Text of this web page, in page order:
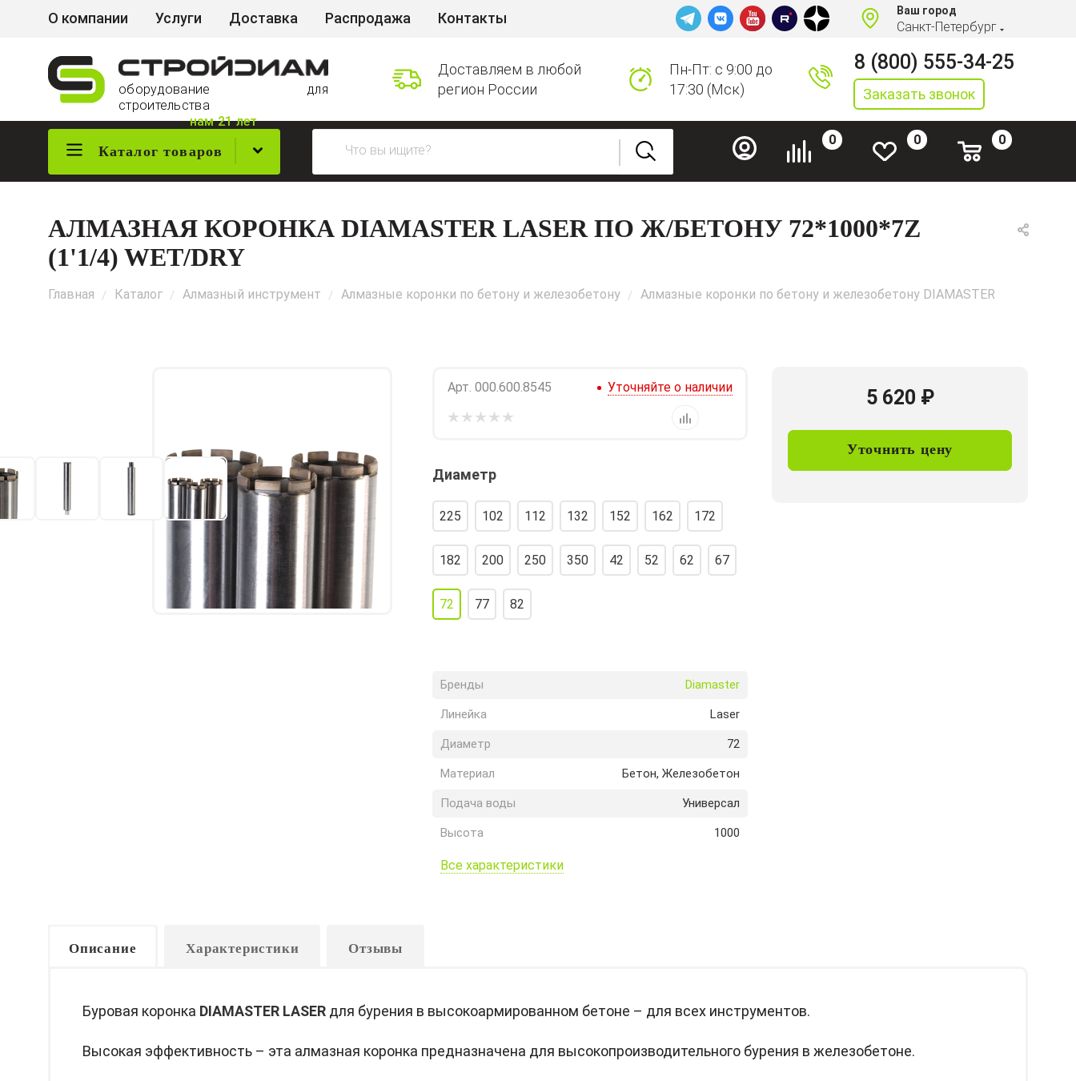
О компании Услуги Доставка Распродажа Контакты Ваш город
Санкт-Петербург
оборудование для
строительства
нам 21 лет
Доставляем в любой
регион России
Пн-Пт: с 9:00 до
17:30 (Мск)
8 (800) 555-34-25
Заказать звонок
Каталог товаров
0 0 0
АЛМАЗНАЯ КОРОНКА DIAMASTER LASER ПО Ж/БЕТОНУ 72*1000*7Z
(1'1/4) WET/DRY
Главная / Каталог / Алмазный инструмент / Алмазные коронки по бетону и железобетону / Алмазные коронки по бетону и железобетону DIAMASTER
Арт. 000.600.8545 Уточняйте о наличии
Диаметр
225 102 112 132 152 162 172
182 200 250 350 42 52 62 67
72 77 82
Бренды Diamaster
Линейка Laser
Диаметр 72
Материал Бетон, Железобетон
Подача воды Универсал
Высота 1000
Все характеристики
5 620 ₽
Уточнить цену
Описание Характеристики Отзывы
Буровая коронка DIAMASTER LASER для бурения в высокоармированном бетоне – для всех инструментов.
Высокая эффективность – эта алмазная коронка предназначена для высокопроизводительного бурения в железобетоне.